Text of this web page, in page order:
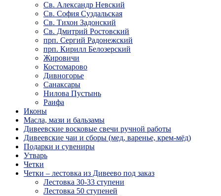
Св. Александр Невский
Св. София Суздальская
Св. Тихон Задонский
Св. Дмитрий Ростовский
прп. Сергий Радонежский
прп. Кирилл Белозерский
Жировичи
Костомарово
Дивногорье
Санаксары
Нилова Пустынь
Раифа
Иконы
Масла, мази и бальзамы
Дивеевские восковые свечи ручной работы
Дивеевские чаи и сборы (мед, варенье, крем-мёд)
Подарки и сувениры
Утварь
Четки
Четки – лестовка из Дивеево под заказ
Лестовка 30-33 ступени
Лестовка 50 ступеней